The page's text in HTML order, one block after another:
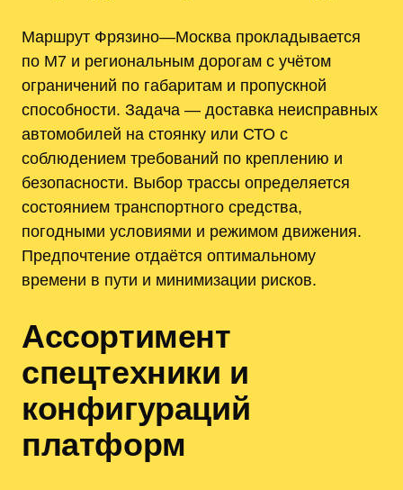
Маршрут Фрязино—Москва прокладывается
по М7 и региональным дорогам с учётом
ограничений по габаритам и пропускной
способности. Задача — доставка неисправных
автомобилей на стоянку или СТО с
соблюдением требований по креплению и
безопасности. Выбор трассы определяется
состоянием транспортного средства,
погодными условиями и режимом движения.
Предпочтение отдаётся оптимальному
времени в пути и минимизации рисков.
Ассортимент
спецтехники и
конфигураций
платформ